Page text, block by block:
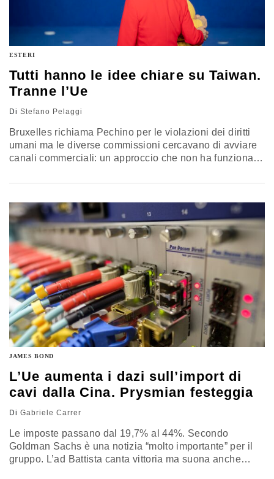
ESTERI
Tutti hanno le idee chiare su Taiwan.
Tranne l’Ue
Di Stefano Pelaggi
Bruxelles richiama Pechino per le violazioni dei diritti
umani ma le diverse commissioni cercavano di avviare
canali commerciali: un approccio che non ha funzionato
JAMES BOND
L’Ue aumenta i dazi sull’import di
cavi dalla Cina. Prysmian festeggia
Di Gabriele Carrer
Le imposte passano dal 19,7% al 44%. Secondo
Goldman Sachs è una notizia “molto importante” per il
gruppo. L’ad Battista canta vittoria ma suona anche